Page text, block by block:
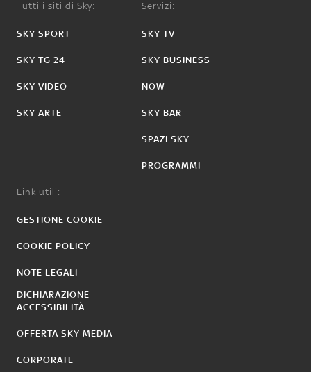
Tutti i siti di Sky:
SKY SPORT
SKY TG 24
SKY VIDEO
SKY ARTE
Servizi:
SKY TV
SKY BUSINESS
NOW
SKY BAR
SPAZI SKY
PROGRAMMI
Link utili:
GESTIONE COOKIE
COOKIE POLICY
NOTE LEGALI
DICHIARAZIONE
ACCESSIBILITÀ
OFFERTA SKY MEDIA
CORPORATE